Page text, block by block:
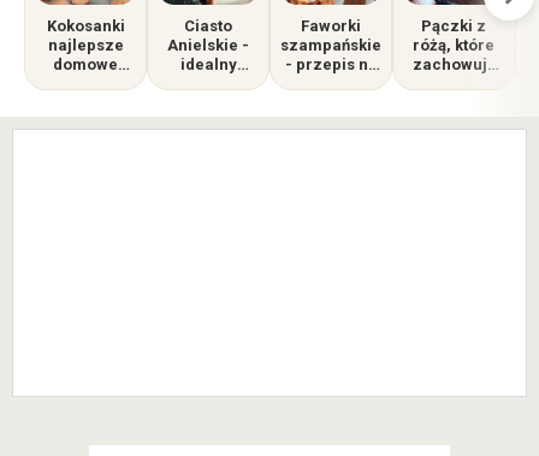
Kokosanki
najlepsze
domowe
Ciasto
Anielskie -
idealny
białek.
Faworki
szampańskie
- przepis na
Pączki z
różą, które
zachowują
na dłużej